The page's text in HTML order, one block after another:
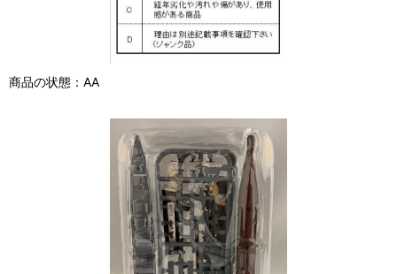
商品の状態：AA